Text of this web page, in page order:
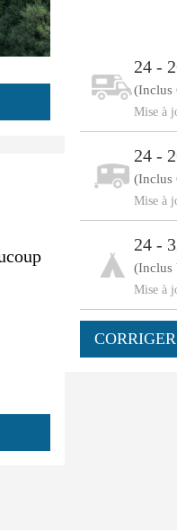
24 -
(Inclus
Mise à
24 -
(Inclus
Mise à
24 -
(Inclus
Mise à